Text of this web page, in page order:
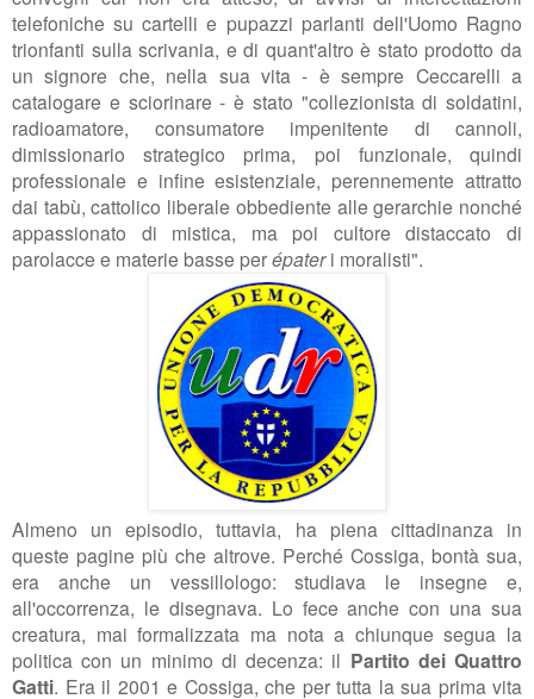
telefoniche su cartelli e pupazzi parlanti dell'Uomo Ragno
trionfanti sulla scrivania, e di quant'altro è stato prodotto da
un signore che, nella sua vita - è sempre Ceccarelli a
catalogare e sciorinare - è stato "collezionista di soldatini,
radioamatore, consumatore impenitente di cannoli,
dimissionario strategico prima, poi funzionale, quindi
professionale e infine esistenziale, perennemente attratto
dai tabù, cattolico liberale obbediente alle gerarchie nonché
appassionato di mistica, ma poi cultore distaccato di
parolacce e materie basse perépateri moralisti".
Almeno un episodio, tuttavia, ha piena cittadinanza in
queste pagine più che altrove. Perché Cossiga, bontà sua,
era anche un vessillologo: studiava le insegne e,
all'occorrenza, le disegnava. Lo fece anche con una sua
creatura, mai formalizzata ma nota a chiunque segua la
politica con un minimo di decenza: il Partito dei Quattro
Gatti. Era il 2001 e Cossiga, che per tutta la sua prima vita